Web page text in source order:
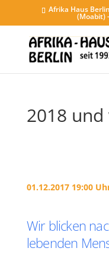
Afrika Haus
(Moabit)
2018
01.12.2017 19:00
Wir blicken
lebenden